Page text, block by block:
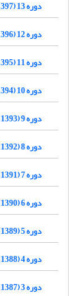
دوره 13 (1397)
دوره 12 (1396)
دوره 11 (1395)
دوره 10 (1394)
دوره 9 (1393)
دوره 8 (1392)
دوره 7 (1391)
دوره 6 (1390)
دوره 5 (1389)
دوره 4 (1388)
دوره 3 (1387)